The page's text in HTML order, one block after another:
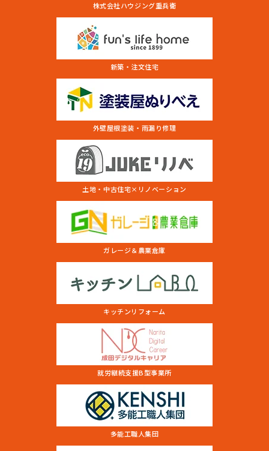
株式会社ハウジング重兵衛
新築・注文住宅
外壁屋根塗装・雨漏り修理
土地・中古住宅×リノベーション
ガレージ＆農業倉庫
キッチンリフォーム
就労継続支援B型事業所
多能工職人集団